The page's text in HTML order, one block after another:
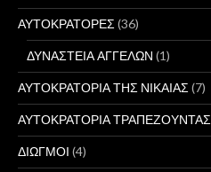
ΑΥΤΟΚΡΑΤΟΡΕΣ (36)
ΔΥΝΑΣΤΕΙΑ ΑΓΓΕΛΩΝ (1)
ΑΥΤΟΚΡΑΤΟΡΙΑ ΤΗΣ ΝΙΚΑΙΑΣ (7)
ΑΥΤΟΚΡΑΤΟΡΙΑ ΤΡΑΠΕΖΟΥΝΤΑΣ
ΔΙΩΓΜΟΙ (4)